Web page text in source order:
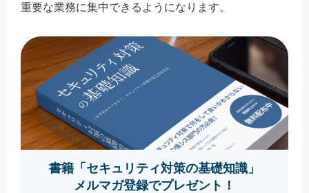
重要な業務に集中できるようになります。
書籍「セキュリティ対策の基礎知識」
メルマガ登録でプレゼント！